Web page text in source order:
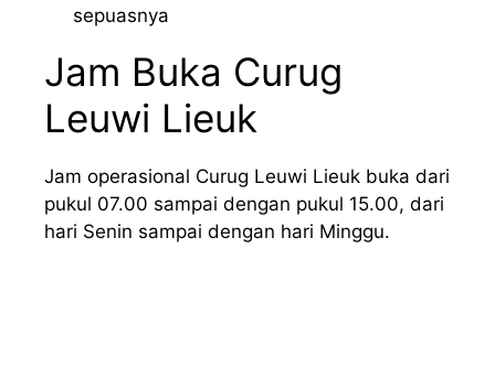
sepuasnya
Jam Buka Curug
Leuwi Lieuk
Jam operasional Curug Leuwi Lieuk buka dari
pukul 07.00 sampai dengan pukul 15.00, dari
hari Senin sampai dengan hari Minggu.